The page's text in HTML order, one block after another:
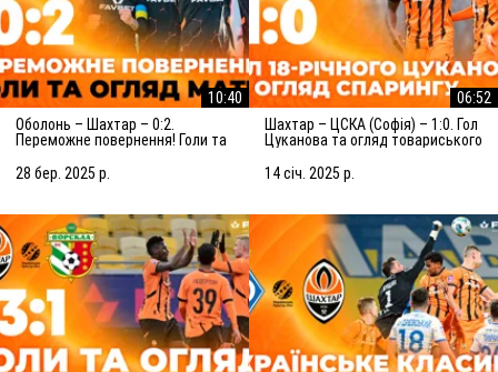
10:40
Оболонь – Шахтар – 0:2.
Переможне повернення! Голи та
28 бер. 2025 р.
06:52
Шахтар – ЦСКА (Софія) – 1:0. Гол
Цуканова та огляд товариського
14 січ. 2025 р.